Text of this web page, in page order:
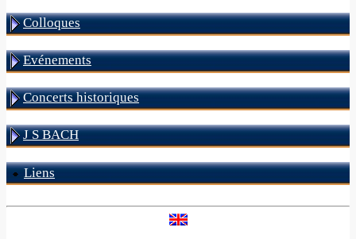
Colloques
Evénements
Concerts historiques
J S BACH
Liens